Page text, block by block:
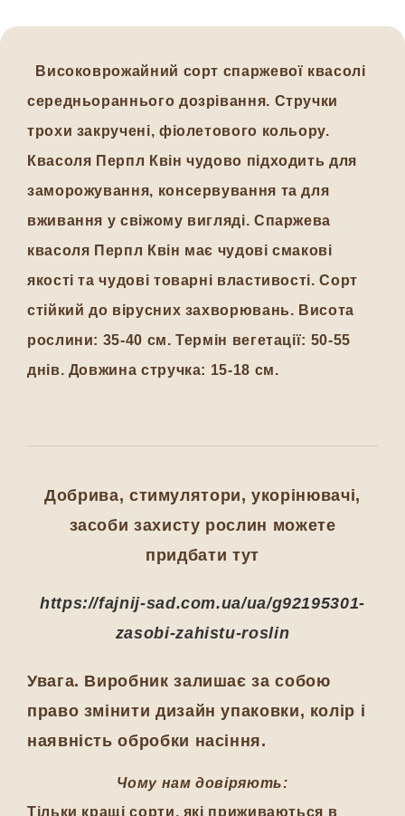
Високоврожайний сорт спаржевої квасолі
середньораннього дозрівання. Стручки
трохи закручені, фіолетового кольору.
Квасоля Перпл Квін чудово підходить для
заморожування, консервування та для
вживання у свіжому вигляді. Спаржева
квасоля Перпл Квін має чудові смакові
якості та чудові товарні властивості. Сорт
стійкий до вірусних захворювань. Висота
рослини: 35-40 см. Термін вегетації: 50-55
днів. Довжина стручка: 15-18 см.
Добрива, стимулятори, укорінювачі,
засоби захисту рослин можете
придбати тут
https://fajnij-sad.com.ua/ua/g92195301-
zasobi-zahistu-roslin
Увага. Виробник залишає за собою
право змінити дизайн упаковки, колір і
наявність обробки насіння.
Чому нам довіряють:
Тільки кращі сорти, які приживаються в